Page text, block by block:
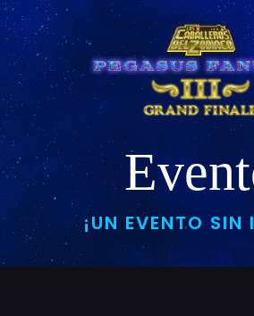
Skip
to
content
Evento
¡UN EVENTO SIN